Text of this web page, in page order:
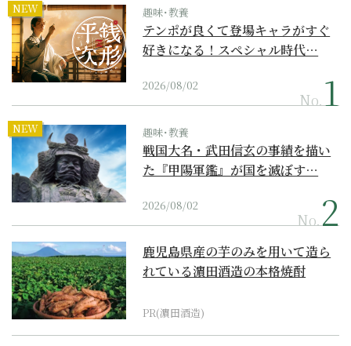
NEW 趣味･教養
テンポが良くて登場キャラがすぐ
好きになる！スペシャル時代…
2026/08/02
No.
NEW 趣味･教養
戦国大名・武田信玄の事績を描い
た『甲陽軍鑑』が国を滅ぼす…
2026/08/02
No.
鹿児島県産の芋のみを用いて造ら
れている濵田酒造の本格焼酎
PR(濵田酒造)